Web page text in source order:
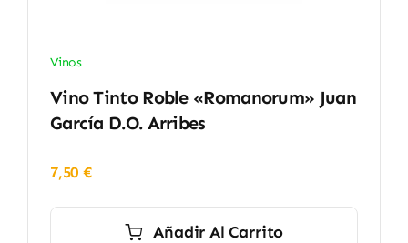
Vinos
Vino Tinto Roble «Romanorum» Juan
García D.O. Arribes
7,50€
Añadir Al Carrito